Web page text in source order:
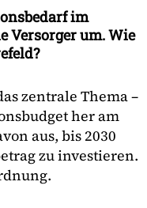
im
Versorger um. Wie
zentrale Thema –
her am
aus, bis 2030
zu investieren.